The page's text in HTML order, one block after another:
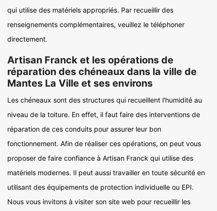
qui utilise des matériels appropriés. Par recueillir des
renseignements complémentaires, veuillez le téléphoner
directement.
Artisan Franck et les opérations de
réparation des chéneaux dans la ville de
Mantes La Ville et ses environs
Les chéneaux sont des structures qui recueillent l'humidité au
niveau de la toiture. En effet, il faut faire des interventions de
réparation de ces conduits pour assurer leur bon
fonctionnement. Afin de réaliser ces opérations, on peut vous
proposer de faire confiance à Artisan Franck qui utilise des
matériels modernes. Il peut aussi travailler en toute sécurité en
utilisant des équipements de protection individuelle ou EPI.
Nous vous invitons à visiter son site web pour recueillir les